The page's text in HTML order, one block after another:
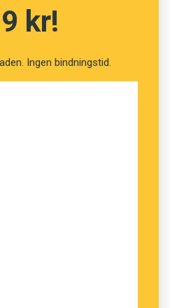
kr!
Ingen bindningstid.